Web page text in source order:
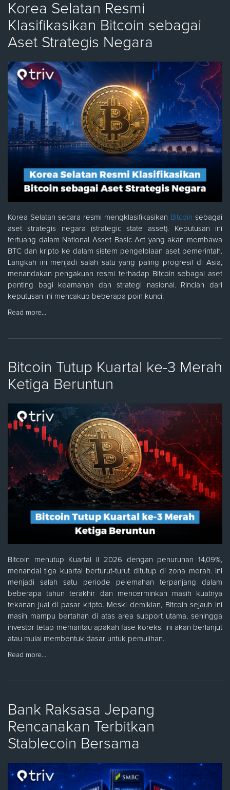
Korea Selatan Resmi
Klasifikasikan Bitcoin sebagai
Aset Strategis Negara
Korea Selatan secara resmi mengklasifikasikan Bitcoin sebagai
aset strategis negara (strategic state asset). Keputusan ini
tertuang dalam National Asset Basic Act yang akan membawa
BTC dan kripto ke dalam sistem pengelolaan aset pemerintah.
Langkah ini menjadi salah satu yang paling progresif di Asia,
menandakan pengakuan resmi terhadap Bitcoin sebagai aset
penting bagi keamanan dan strategi nasional. Rincian dari
keputusan ini mencakup beberapa poin kunci:
Read more…
Bitcoin Tutup Kuartal ke-3 Merah
Ketiga Beruntun
Bitcoin menutup Kuartal II 2026 dengan penurunan 14,09%,
menandai tiga kuartal berturut-turut ditutup di zona merah. Ini
menjadi salah satu periode pelemahan terpanjang dalam
beberapa tahun terakhir dan mencerminkan masih kuatnya
tekanan jual di pasar kripto. Meski demikian, Bitcoin sejauh ini
masih mampu bertahan di atas area support utama, sehingga
investor tetap memantau apakah fase koreksi ini akan berlanjut
atau mulai membentuk dasar untuk pemulihan.
Read more…
Bank Raksasa Jepang
Rencanakan Terbitkan
Stablecoin Bersama